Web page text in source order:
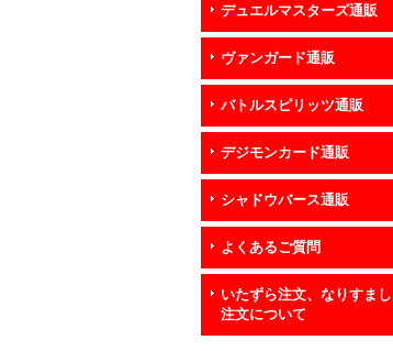
デュエルマスターズ通販
ヴァンガード通販
バトルスピリッツ通販
デジモンカード通販
シャドウバース通販
よくあるご質問
いたずら注文、なりすまし
注文について